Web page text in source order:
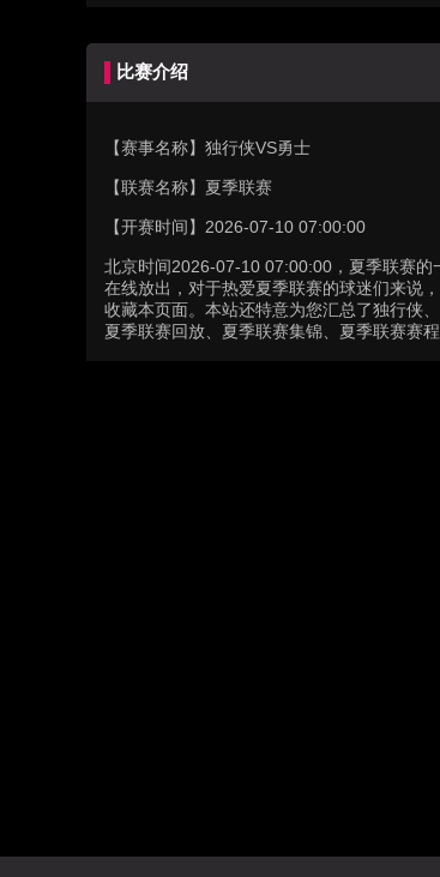
比赛介绍
【赛事名称】 独行侠VS勇士
【联赛名称】 夏季联赛
【开赛时间】 2026-07-10 07:00:00
北京时间2026-07-10 07:00:00，夏季联赛
在线放出，对于热爱夏季联赛的球迷们来说
收藏本页面。本站还特意为您汇总了独行侠
夏季联赛回放、夏季联赛集锦、夏季联赛赛